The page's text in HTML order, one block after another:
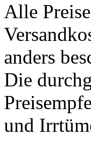
Alle
anders
Die
und